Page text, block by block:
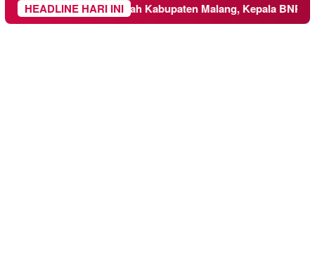
HEADLINE HARI INI
Meluas ke Wilayah Kabupaten Malang, Kepala BNPB Tinjau